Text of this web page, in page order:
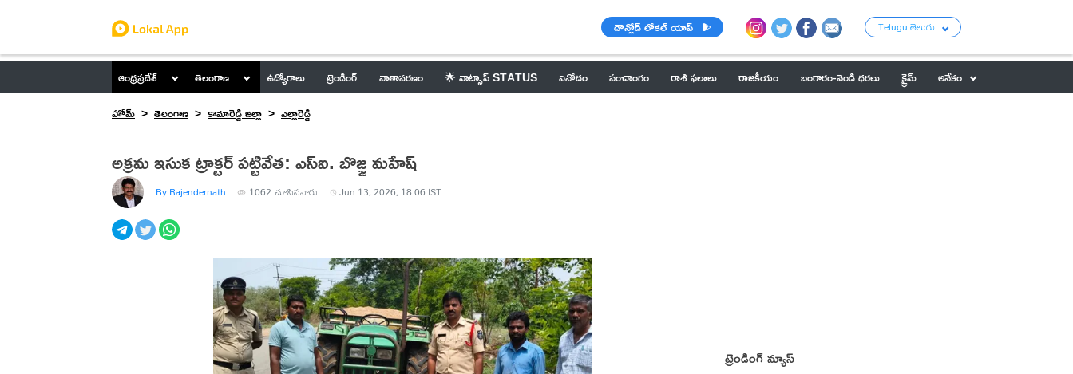
డౌన్లోడ్ లోకల్ యాప్ Telugu తెలుగు
ఆంధ్రప్రదేశ్ తెలంగాణ ఉద్యోగాలు ట్రెండింగ్ వాతావరణం 🌟 వాట్సాప్ STATUS వినోదం పంచాంగం రాశి ఫలాలు రాజకీయం బంగారం-వెండి ధరలు క్రైమ్
అనేకం
హోమ్
తెలంగాణ కామారెడ్డి జిల్లా ఎల్లారెడ్డి
అక్రమ ఇసుక ట్రాక్టర్ పట్టివేత: ఎస్ఐ. బొజ్జ మహేష్
By Rajendernath 1062 చూసినవారు Jun 13, 2026, 18:06 IST
ట్రెండింగ్ న్యూస్